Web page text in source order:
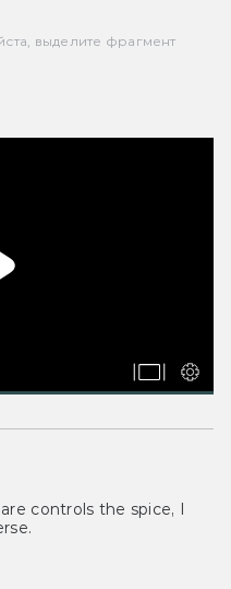
выделите фрагмент
controls the spice, I